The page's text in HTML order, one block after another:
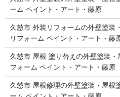
ーム ペイント・アート・藤原
久慈市 外装リフォームの外壁塗装
リフォーム ペイント・アート・藤
久慈市 屋根 塗り替えの外壁塗装
フォーム ペイント・アート・藤原
久慈市 屋根修理の外壁塗装・屋根